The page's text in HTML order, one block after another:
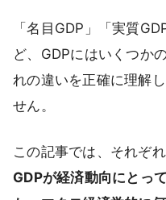
「名目GDP」「実質
ど、GDPにはいくつか
れの違いを正確に理解
せん。
この記事では、それぞ
GDPが経済動向にとっ